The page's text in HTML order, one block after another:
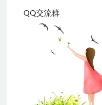
QQ交流群